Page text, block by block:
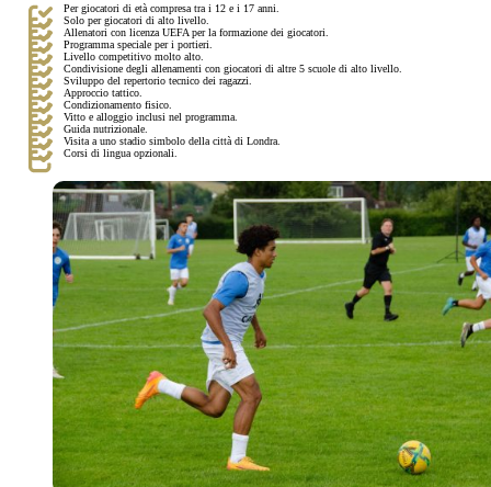
Per giocatori di età compresa tra i 12 e i 17 anni.
Solo per giocatori di alto livello.
Allenatori con licenza UEFA per la formazione dei giocatori.
Programma speciale per i portieri.
Livello competitivo molto alto.
Condivisione degli allenamenti con giocatori di altre 5 scuole di alto livello.
Sviluppo del repertorio tecnico dei ragazzi.
Approccio tattico.
Condizionamento fisico.
Vitto e alloggio inclusi nel programma.
Guida nutrizionale.
Visita a uno stadio simbolo della città di Londra.
Corsi di lingua opzionali.